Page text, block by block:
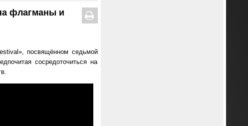
флагманы и
посвящённом седьмой
сосредоточиться на